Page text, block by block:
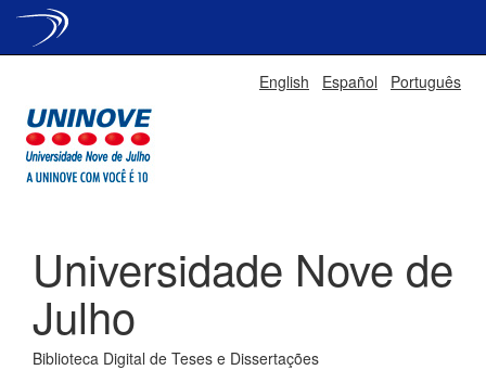
English Español Português
Universidade Nove de
Julho
Biblioteca Digital de Teses e Dissertações